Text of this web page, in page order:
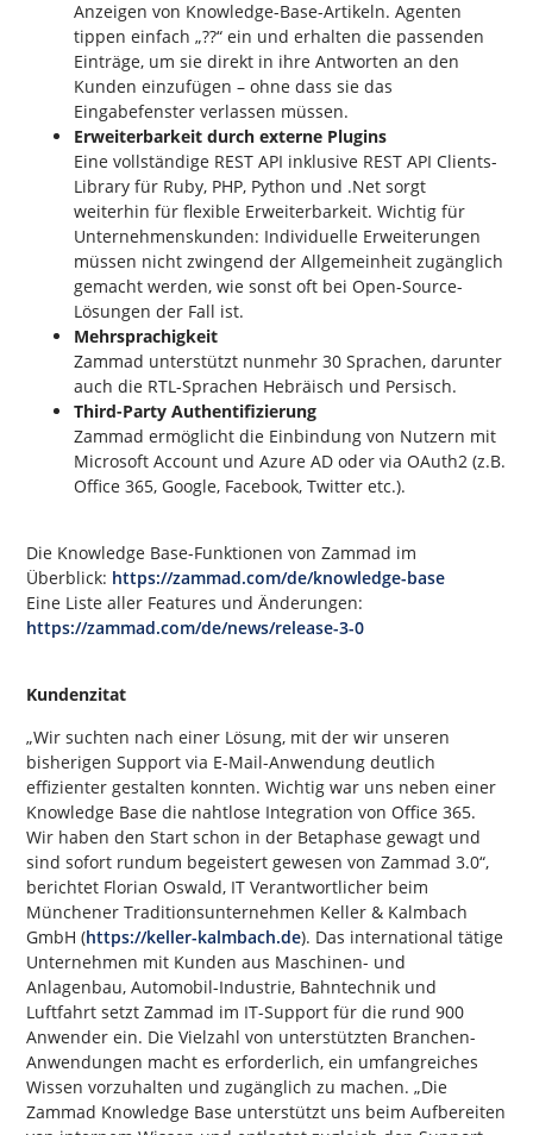
Anzeigen von Knowledge-Base-Artikeln. Agenten
tippen einfach „??“ ein und erhalten die passenden
Einträge, um sie direkt in ihre Antworten an den
Kunden einzufügen – ohne dass sie das
Eingabefenster verlassen müssen.
Erweiterbarkeit durch externe Plugins
Eine vollständige REST API inklusive REST API Clients-
Library für Ruby, PHP, Python und .Net sorgt
weiterhin für flexible Erweiterbarkeit. Wichtig für
Unternehmenskunden: Individuelle Erweiterungen
müssen nicht zwingend der Allgemeinheit zugänglich
gemacht werden, wie sonst oft bei Open-Source-
Lösungen der Fall ist.
Mehrsprachigkeit
Zammad unterstützt nunmehr 30 Sprachen, darunter
auch die RTL-Sprachen Hebräisch und Persisch.
Third-Party Authentifizierung
Zammad ermöglicht die Einbindung von Nutzern mit
Microsoft Account und Azure AD oder via OAuth2 (z.B.
Office 365, Google, Facebook, Twitter etc.).
Die Knowledge Base-Funktionen von Zammad im
Überblick: https://zammad.com/de/knowledge-base
Eine Liste aller Features und Änderungen:
https://zammad.com/de/news/release-3-0
Kundenzitat
„Wir suchten nach einer Lösung, mit der wir unseren
bisherigen Support via E-Mail-Anwendung deutlich
effizienter gestalten konnten. Wichtig war uns neben einer
Knowledge Base die nahtlose Integration von Office 365.
Wir haben den Start schon in der Betaphase gewagt und
sind sofort rundum begeistert gewesen von Zammad 3.0“,
berichtet Florian Oswald, IT Verantwortlicher beim
Münchener Traditionsunternehmen Keller & Kalmbach
GmbH (https://keller-kalmbach.de). Das international tätige
Unternehmen mit Kunden aus Maschinen- und
Anlagenbau, Automobil-Industrie, Bahntechnik und
Luftfahrt setzt Zammad im IT-Support für die rund 900
Anwender ein. Die Vielzahl von unterstützten Branchen-
Anwendungen macht es erforderlich, ein umfangreiches
Wissen vorzuhalten und zugänglich zu machen. „Die
Zammad Knowledge Base unterstützt uns beim Aufbereiten